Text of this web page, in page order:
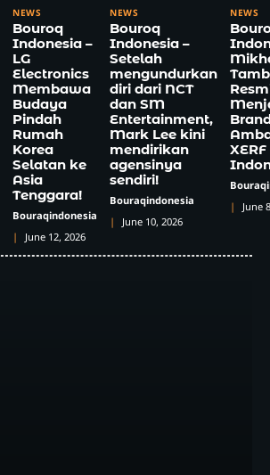
NEWS
Bouroq
Indonesia –
LG
Electronics
Membawa
Budaya
Pindah
Rumah
Korea
Selatan ke
Asia
Tenggara!
Bouraqindonesia
June 12, 2026
NEWS
Bouroq
Indonesia –
Setelah
mengundurkan
diri dari NCT
dan SM
Entertainment,
Mark Lee kini
mendirikan
agensinya
sendiri!
Bouraqindonesia
June 10, 2026
NEWS
XERF
June